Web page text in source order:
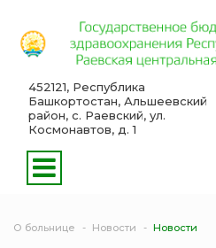
452121, Республика
Башкортостан, Альшеевский
район, с. Раевский, ул.
Космонавтов, д. 1
О больнице Новости Новости